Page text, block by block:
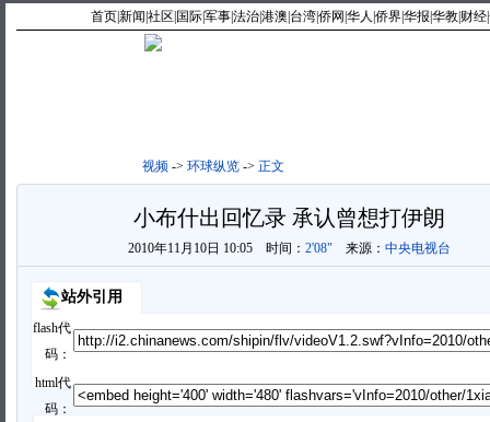
首页新闻 社区 国际军事法治港澳 台湾侨网 华人 侨界华报 华教 财经
视频 -> 环球纵览 -> 正文
小布什出回忆录 承认曾想打伊朗
2010年11月10日 10:05 时间： 2'08" 来源： 中央电视台
站外引用
flash代
码：
html代
码：